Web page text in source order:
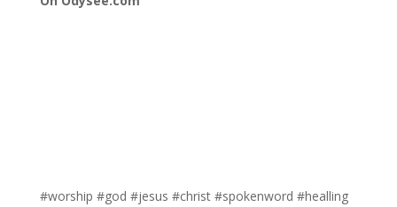
#worship #god #jesus #christ #spokenword #healling